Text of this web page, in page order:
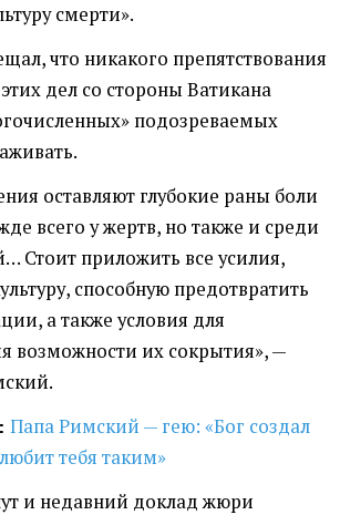
смерти».
что никакого препятствования
дел со стороны Ватикана
подозреваемых
оставляют глубокие раны боли
всего у жертв, но также и среди
Стоит приложить все усилия,
способную предотвратить
а также условия для
возможности их сокрытия», —
Папа Римский — гею: «Бог создал
тебя таким»
и недавний доклад жюри